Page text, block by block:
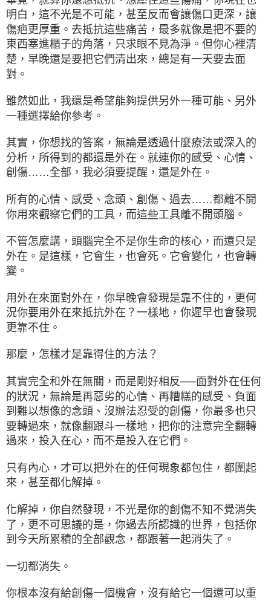
明白，這不光是不可能，甚至反而會讓傷口更深，讓
傷疤更厚重。去抵抗這些痛苦，最多就像是把不要的
東西塞進櫃子的角落，只求眼不見為淨。但你心裡清
楚，早晚還是要把它們清出來，總是有一天要去面
對。
雖然如此，我還是希望能夠提供另外一種可能、另外
一種選擇給你參考。
其實，你想找的答案，無論是透過什麼療法或深入的
分析，所得到的都還是外在。就連你的感受、心情、
創傷……全部，我必須要提醒，還是外在。
所有的心情、感受、念頭、創傷、過去……都離不開
你用來觀察它們的工具，而這些工具離不開頭腦。
不管怎麼講，頭腦完全不是你生命的核心，而還只是
外在。是這樣，它會生，也會死。它會變化，也會轉
變。
用外在來面對外在，你早晚會發現是靠不住的，更何
況你要用外在來抵抗外在？一樣地，你遲早也會發現
更靠不住。
那麼，怎樣才是靠得住的方法？
其實完全和外在無關，而是剛好相反──面對外在任何
的狀況，無論是再惡劣的心情、再糟糕的感受、負面
到難以想像的念頭、沒辦法忍受的創傷，你最多也只
要轉過來，就像翻跟斗一樣地，把你的注意完全翻轉
過來，投入在心，而不是投入在它們。
只有內心，才可以把外在的任何現象都包住，都圍起
來，甚至都化解掉。
化解掉，你自然發現，不光是你的創傷不知不覺消失
了，更不可思議的是，你過去所認識的世界，包括你
到今天所累積的全部觀念，都跟著一起消失了。
一切都消失。
你根本沒有給創傷一個機會，沒有給它一個還可以重